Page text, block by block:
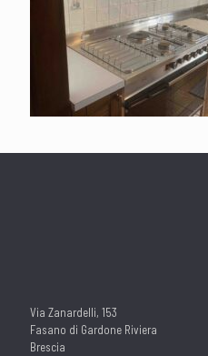
Via Zanardelli, 153
Fasano di Gardone Riviera
Brescia